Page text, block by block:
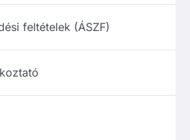
feltételek (ÁSZF)